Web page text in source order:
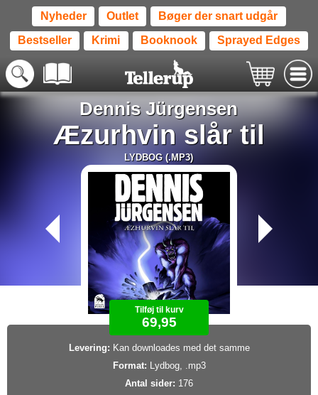
Nyheder Outlet Bøger der snart udgår
Bestseller Krimi Booknook Sprayed Edges
Dennis Jürgensen
Æzurhvin slår til
LYDBOG (.MP3)
Tilføj til kurv
69,95
Levering: Kan downloades med det samme
Format: Lydbog, .mp3
Antal sider: 176